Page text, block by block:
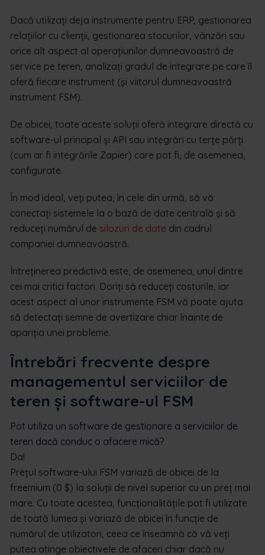
Dacă utilizați deja instrumente pentru ERP, gestionarea
relațiilor cu clienții, gestionarea stocurilor, vânzări sau
orice alt aspect al operațiunilor dumneavoastră de
service pe teren, analizați gradul de integrare pe care îl
oferă fiecare instrument (și viitorul dumneavoastră
instrument FSM).
De obicei, toate aceste soluții oferă integrare directă cu
software-ul principal și API sau integrări cu terțe părți
(cum ar fi integrările Zapier) care pot fi, de asemenea,
configurate.
În mod ideal, veți putea, în cele din urmă, să vă
conectați sistemele la o bază de date centrală și să
reduceți numărul de silozuri de date din cadrul
companiei dumneavoastră.
Întreținerea predictivă este, de asemenea, unul dintre
cei mai critici factori. Doriți să reduceți costurile, iar
acest aspect al unor instrumente FSM vă poate ajuta
să detectați semne de avertizare chiar înainte de
apariția unei probleme.
Întrebări frecvente despre
managementul serviciilor de
teren și software-ul FSM
Pot utiliza un software de gestionare a serviciilor de
teren dacă conduc o afacere mică?
Da!
Prețul software-ului FSM variază de obicei de la
freemium (0 $) la soluții de nivel superior cu un preț mai
mare. Cu toate acestea, funcționalitățile pot fi utilizate
de toată lumea și variază de obicei în funcție de
numărul de utilizatori, ceea ce înseamnă că vă veți
putea atinge obiectivele de afaceri chiar dacă nu